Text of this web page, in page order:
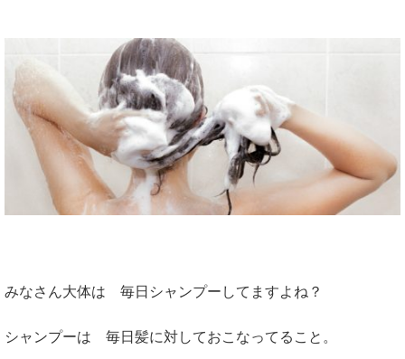
みなさん大体は 毎日シャンプーしてますよね？
シャンプーは 毎日髪に対しておこなってること。